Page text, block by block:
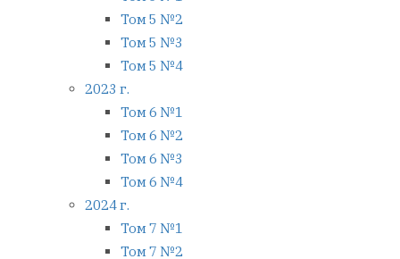
Том 5 №2
Том 5 №3
Том 5 №4
2023 г.
Том 6 №1
Том 6 №2
Том 6 №3
Том 6 №4
2024 г.
Том 7 №1
Том 7 №2